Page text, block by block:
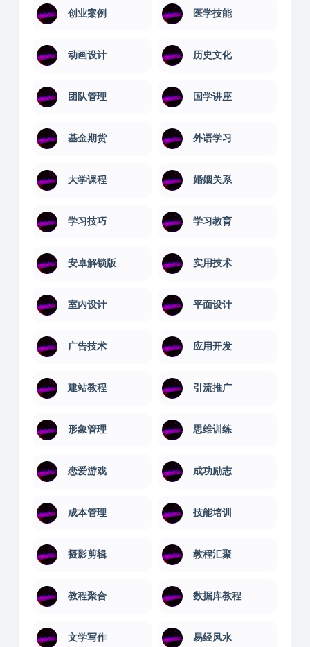
创业案例 医学技能
动画设计 历史文化
团队管理 国学讲座
基金期货 外语学习
大学课程 婚姻关系
学习技巧 学习教育
安卓解锁版 实用技术
室内设计 平面设计
广告技术 应用开发
建站教程 引流推广
形象管理 思维训练
恋爱游戏 成功励志
成本管理 技能培训
摄影剪辑 教程汇聚
教程聚合 数据库教程
文学写作 易经风水